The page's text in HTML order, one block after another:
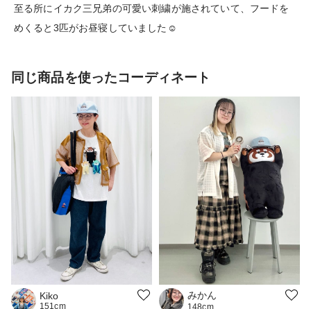
至る所にイカク三兄弟の可愛い刺繍が施されていて、フードを
めくると3匹がお昼寝していました☺︎
同じ商品を使ったコーディネート
Kiko
151cm
みかん
148cm